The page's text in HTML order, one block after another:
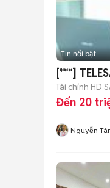
Tin nổi bật
[***]
Tài chính HD
Đến 20
Nguyễn